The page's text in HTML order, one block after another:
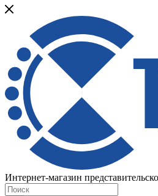
Интернет-магазин